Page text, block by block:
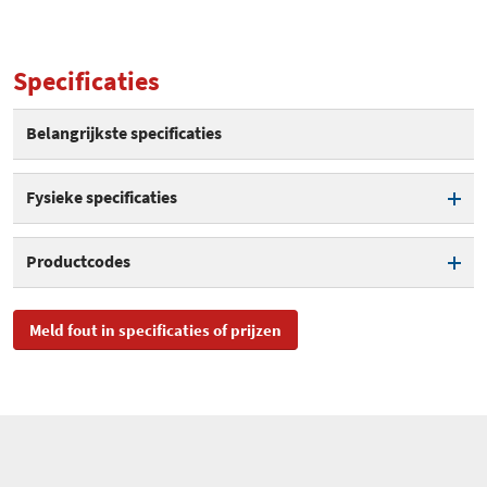
Specificaties
Belangrijkste specificaties
Fysieke specificaties
Breedte 154 mm
Diepte 46 mm
Productcodes
SKU 000610511, 4003915003537
Meld fout in specificaties of prijzen